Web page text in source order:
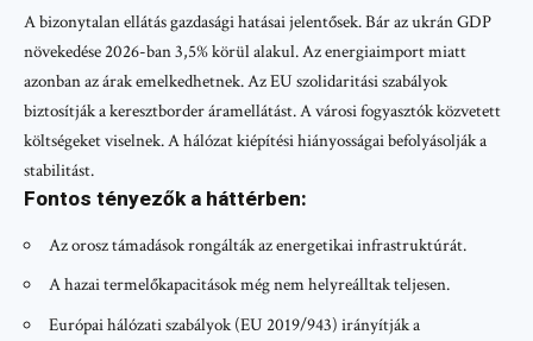
A bizonytalan ellátás gazdasági hatásai jelentősek. Bár az ukrán GDP
növekedése 2026-ban 3,5% körül alakul. Az energiaimport miatt
azonban az árak emelkedhetnek. Az EU szolidaritási szabályok
biztosítják a keresztborder áramellátást. A városi fogyasztók közvetett
költségeket viselnek. A hálózat kiépítési hiányosságai befolyásolják a
stabilitást.
Fontos tényezők a háttérben:
Az orosz támadások rongálták az energetikai infrastruktúrát.
A hazai termelőkapacitások még nem helyreálltak teljesen.
Európai hálózati szabályok (EU 2019/943) irányítják a